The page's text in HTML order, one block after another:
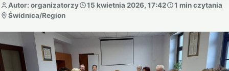
Autor: organizatorzy 15 kwietnia 2026, 17:42
1 min czytania
Świdnica/Region